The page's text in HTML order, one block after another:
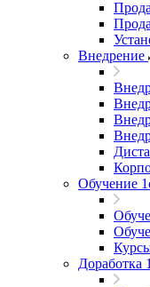
Внедрение
Обучение
Доработка